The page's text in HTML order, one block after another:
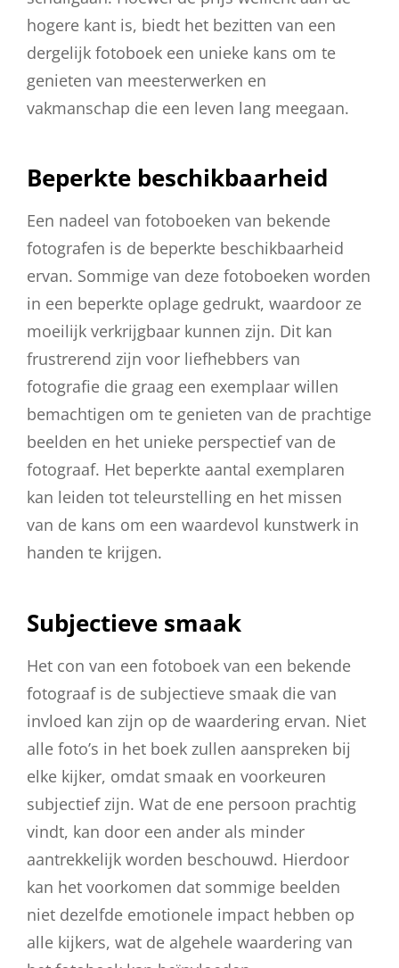
hogere kant is, biedt het bezitten van een
dergelijk fotoboek een unieke kans om te
genieten van meesterwerken en
vakmanschap die een leven lang meegaan.
Beperkte beschikbaarheid
Een nadeel van fotoboeken van bekende
fotografen is de beperkte beschikbaarheid
ervan. Sommige van deze fotoboeken worden
in een beperkte oplage gedrukt, waardoor ze
moeilijk verkrijgbaar kunnen zijn. Dit kan
frustrerend zijn voor liefhebbers van
fotografie die graag een exemplaar willen
bemachtigen om te genieten van de prachtige
beelden en het unieke perspectief van de
fotograaf. Het beperkte aantal exemplaren
kan leiden tot teleurstelling en het missen
van de kans om een waardevol kunstwerk in
handen te krijgen.
Subjectieve smaak
Het con van een fotoboek van een bekende
fotograaf is de subjectieve smaak die van
invloed kan zijn op de waardering ervan. Niet
alle foto’s in het boek zullen aanspreken bij
elke kijker, omdat smaak en voorkeuren
subjectief zijn. Wat de ene persoon prachtig
vindt, kan door een ander als minder
aantrekkelijk worden beschouwd. Hierdoor
kan het voorkomen dat sommige beelden
niet dezelfde emotionele impact hebben op
alle kijkers, wat de algehele waardering van